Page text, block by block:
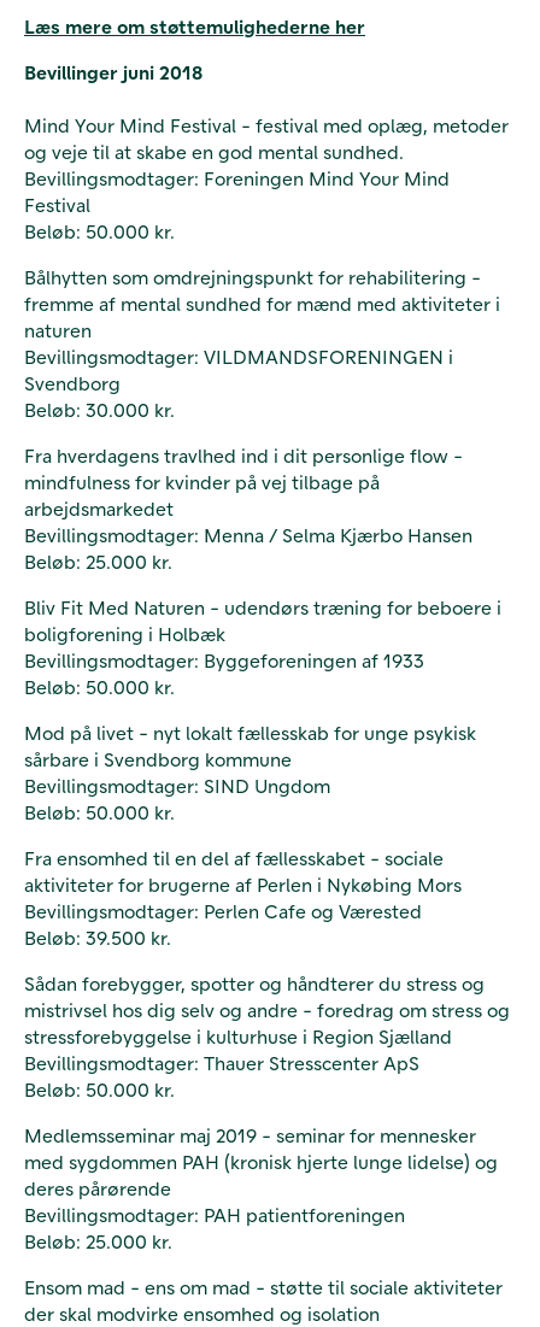
Læs mere om støttemulighederne her
Bevillinger juni 2018
Mind Your Mind Festival - festival med oplæg, metoder
og veje til at skabe en god mental sundhed.
Bevillingsmodtager: Foreningen Mind Your Mind
Festival
Beløb: 50.000 kr.
Bålhytten som omdrejningspunkt for rehabilitering -
fremme af mental sundhed for mænd med aktiviteter i
naturen
Bevillingsmodtager: VILDMANDSFORENINGEN i
Svendborg
Beløb: 30.000 kr.
Fra hverdagens travlhed ind i dit personlige flow -
mindfulness for kvinder på vej tilbage på
arbejdsmarkedet
Bevillingsmodtager: Menna / Selma Kjærbo Hansen
Beløb: 25.000 kr.
Bliv Fit Med Naturen - udendørs træning for beboere i
boligforening i Holbæk
Bevillingsmodtager: Byggeforeningen af 1933
Beløb: 50.000 kr.
Mod på livet - nyt lokalt fællesskab for unge psykisk
sårbare i Svendborg kommune
Bevillingsmodtager: SIND Ungdom
Beløb: 50.000 kr.
Fra ensomhed til en del af fællesskabet - sociale
aktiviteter for brugerne af Perlen i Nykøbing Mors
Bevillingsmodtager: Perlen Cafe og Værested
Beløb: 39.500 kr.
Sådan forebygger, spotter og håndterer du stress og
mistrivsel hos dig selv og andre - foredrag om stress og
stressforebyggelse i kulturhuse i Region Sjælland
Bevillingsmodtager: Thauer Stresscenter ApS
Beløb: 50.000 kr.
Medlemsseminar maj 2019 - seminar for mennesker
med sygdommen PAH (kronisk hjerte lunge lidelse) og
deres pårørende
Bevillingsmodtager: PAH patientforeningen
Beløb: 25.000 kr.
Ensom mad - ens om mad - støtte til sociale aktiviteter
der skal modvirke ensomhed og isolation